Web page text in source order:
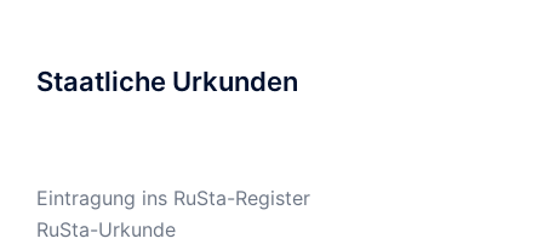
Staatliche Urkunden
Eintragung ins RuSta-Register
RuSta-Urkunde